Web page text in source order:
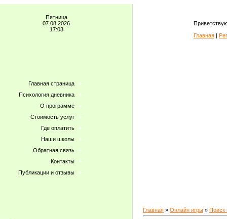
Пятница
07.08.2026
17:03
Главная страница
Психология дневника
О программе
Стоимость услуг
Где оплатить
Наши школы
Обратная связь
Контакты
Публикации и отзывы
Главная |
Главная » Онлайн игры » Поиск